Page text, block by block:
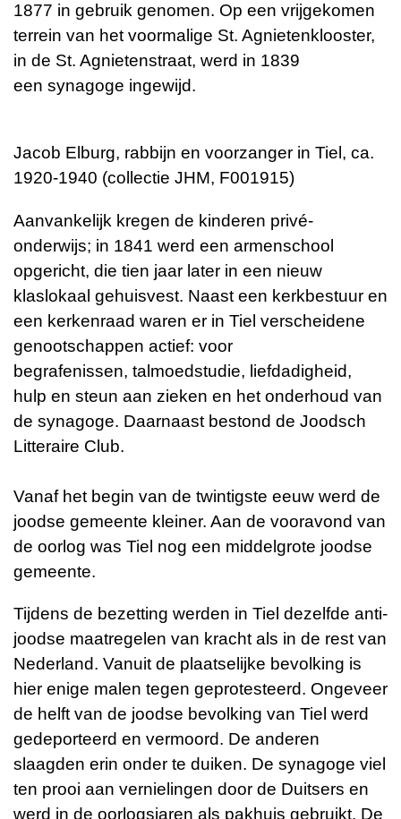
1877 in gebruik genomen. Op een vrijgekomen
terrein van het voormalige St. Agnietenklooster,
in de St. Agnietenstraat, werd in 1839
een synagoge ingewijd.
Jacob Elburg, rabbijn en voorzanger in Tiel, ca.
1920-1940 (collectie JHM, F001915)
Aanvankelijk kregen de kinderen privé-
onderwijs; in 1841 werd een armenschool
opgericht, die tien jaar later in een nieuw
klaslokaal gehuisvest. Naast een kerkbestuur en
een kerkenraad waren er in Tiel verscheidene
genootschappen actief: voor
begrafenissen, talmoedstudie, liefdadigheid,
hulp en steun aan zieken en het onderhoud van
de synagoge. Daarnaast bestond de Joodsch
Litteraire Club.
Vanaf het begin van de twintigste eeuw werd de
joodse gemeente kleiner. Aan de vooravond van
de oorlog was Tiel nog een middelgrote joodse
gemeente.
Tijdens de bezetting werden in Tiel dezelfde anti-
joodse maatregelen van kracht als in de rest van
Nederland. Vanuit de plaatselijke bevolking is
hier enige malen tegen geprotesteerd. Ongeveer
de helft van de joodse bevolking van Tiel werd
gedeporteerd en vermoord. De anderen
slaagden erin onder te duiken. De synagoge viel
ten prooi aan vernielingen door de Duitsers en
werd in de oorlogsjaren als pakhuis gebruikt. De